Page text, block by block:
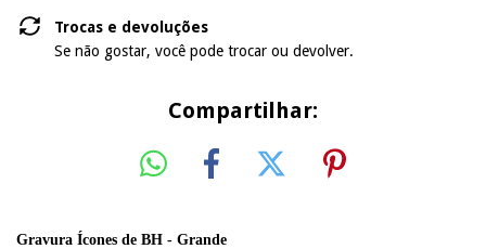
Trocas e devoluções
Se não gostar, você pode trocar ou devolver.
Compartilhar:
Gravura Ícones de BH - Grande